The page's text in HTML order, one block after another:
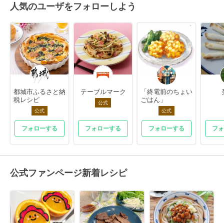
人気のユーザをフォローしよう
都城市ふるさと納
税レシピ
公式
フォローする
テーブルマーク
公式
フォローする
「終電前のちょい
ごはん」
公式
フォローする フ
公式ファンページ新着レシピ